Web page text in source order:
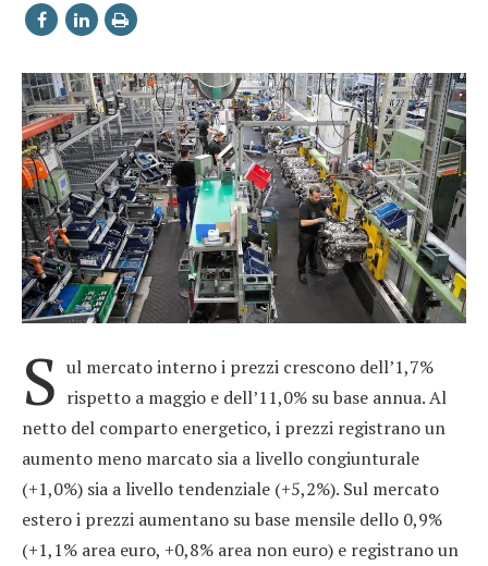
S ul mercato interno i prezzi crescono dell’1,7%
rispetto a maggio e dell’11,0% su base annua. Al
netto del comparto energetico, i prezzi registrano un
aumento meno marcato sia a livello congiunturale
(+1,0%) sia a livello tendenziale (+5,2%). Sul mercato
estero i prezzi aumentano su base mensile dello 0,9%
(+1,1% area euro, +0,8% area non euro) e registrano un